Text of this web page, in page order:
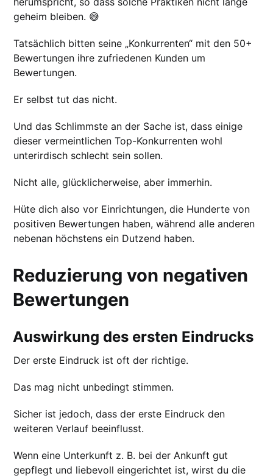
geheim bleiben. 😅
Tatsächlich bitten seine „Konkurrenten“ mit den 50+
Bewertungen ihre zufriedenen Kunden um
Bewertungen.
Er selbst tut das nicht.
Und das Schlimmste an der Sache ist, dass einige
dieser vermeintlichen Top-Konkurrenten wohl
unterirdisch schlecht sein sollen.
Nicht alle, glücklicherweise, aber immerhin.
Hüte dich also vor Einrichtungen, die Hunderte von
positiven Bewertungen haben, während alle anderen
nebenan höchstens ein Dutzend haben.
Reduzierung von negativen
Bewertungen
Auswirkung des ersten Eindrucks
Der erste Eindruck ist oft der richtige.
Das mag nicht unbedingt stimmen.
Sicher ist jedoch, dass der erste Eindruck den
weiteren Verlauf beeinflusst.
Wenn eine Unterkunft z. B. bei der Ankunft gut
gepflegt und liebevoll eingerichtet ist, wirst du die